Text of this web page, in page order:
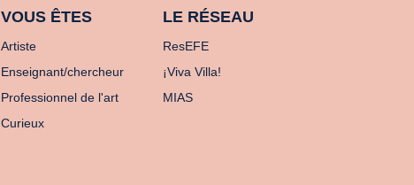
VOUS ÊTES
Artiste
Enseignant/chercheur
Professionnel de l'art
Curieux
LE RÉSEAU
ResEFE
¡Viva Villa!
MIAS